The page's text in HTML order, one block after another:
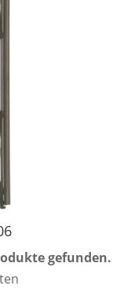
gefunden.